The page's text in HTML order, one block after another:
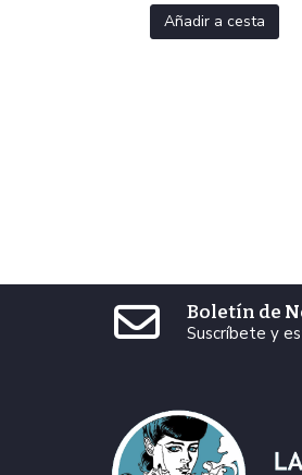
Añadir a cesta
Boletín de
Suscríbete y